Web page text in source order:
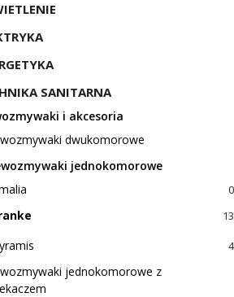
SANITARNA
i akcesoria
dwukomorowe
jednokomorowe
0
13
4
jednokomorowe z